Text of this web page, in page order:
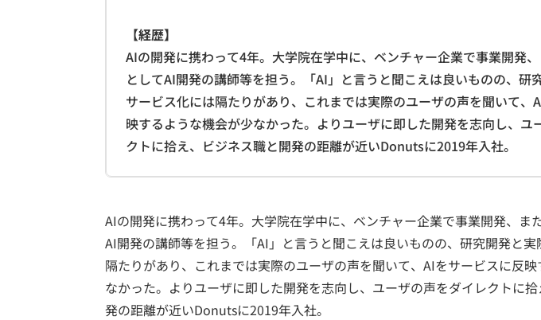
【経歴】
AIの開発に携わって4年。大学院在学中に、ベンチャー企業で事業開発
としてAI開発の講師等を担う。「AI」と言うと聞こえは良いものの、研
サービス化には隔たりがあり、これまでは実際のユーザの声を聞いて、
映するような機会が少なかった。よりユーザに即した開発を志向し、ユ
クトに拾え、ビジネス職と開発の距離が近いDonutsに2019年入社。
AIの開発に携わって4年。大学院在学中に、ベンチャー企業で事業開発、ま
AI開発の講師等を担う。「AI」と言うと聞こえは良いものの、研究開発と
隔たりがあり、これまでは実際のユーザの声を聞いて、AIをサービスに反
なかった。よりユーザに即した開発を志向し、ユーザの声をダイレクトに
発の距離が近いDonutsに2019年入社。